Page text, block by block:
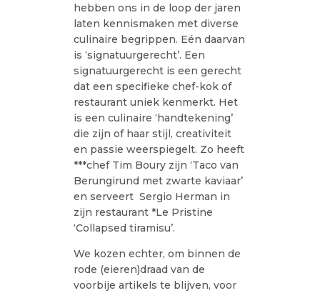
hebben ons in de loop der jaren
laten kennismaken met diverse
culinaire begrippen. Eén daarvan
is ‘signatuurgerecht’. Een
signatuurgerecht is een gerecht
dat een specifieke chef-kok of
restaurant uniek kenmerkt. Het
is een culinaire ‘handtekening’
die zijn of haar stijl, creativiteit
en passie weerspiegelt. Zo heeft
***chef Tim Boury zijn ‘Taco van
Berungirund met zwarte kaviaar’
en serveert Sergio Herman in
zijn restaurant *Le Pristine
‘Collapsed tiramisu’.
We kozen echter, om binnen de
rode (eieren)draad van de
voorbije artikels te blijven, voor